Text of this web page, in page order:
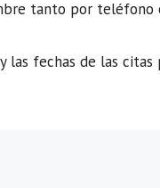
tanto por
las fechas de las